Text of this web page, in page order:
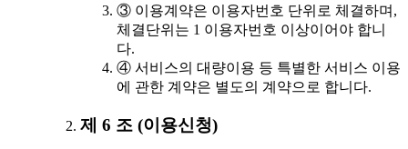
③ 이용계약은 이용자번호 단위로 체결하며,
체결단위는 1 이용자번호 이상이어야 합니
다.
④ 서비스의 대량이용 등 특별한 서비스 이용
에 관한 계약은 별도의 계약으로 합니다.
제 6 조 (이용신청)